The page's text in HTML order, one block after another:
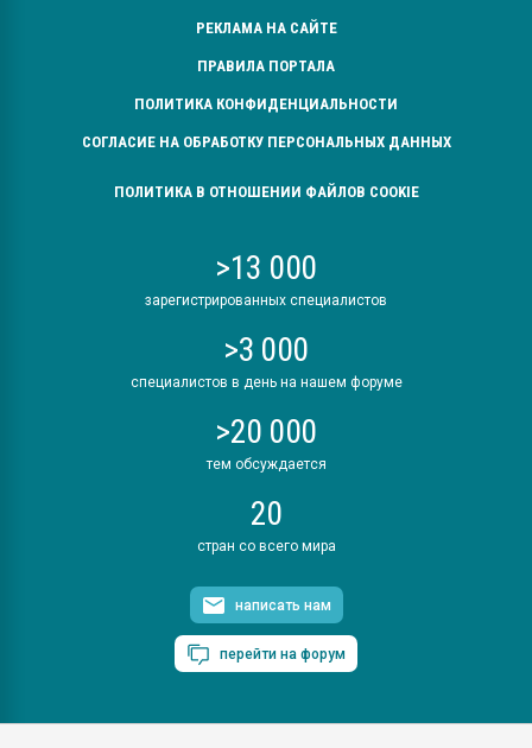
РЕКЛАМА НА САЙТЕ
ПРАВИЛА ПОРТАЛА
ПОЛИТИКА КОНФИДЕНЦИАЛЬНОСТИ
СОГЛАСИЕ НА ОБРАБОТКУ ПЕРСОНАЛЬНЫХ ДАННЫХ
ПОЛИТИКА В ОТНОШЕНИИ ФАЙЛОВ COOKIE
>13 000
зарегистрированных специалистов
>3 000
специалистов в день на нашем форуме
>20 000
тем обсуждается
20
стран со всего мира
написать нам
перейти на форум